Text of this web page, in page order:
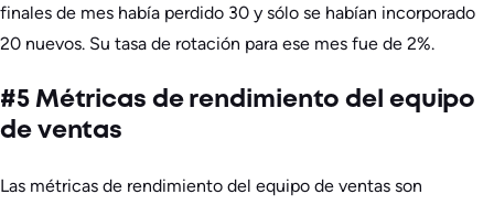
finales de mes había perdido 30 y sólo se habían incorporado
20 nuevos. Su tasa de rotación para ese mes fue de 2%.
#5 Métricas de rendimiento del equipo
de ventas
Las métricas de rendimiento del equipo de ventas son